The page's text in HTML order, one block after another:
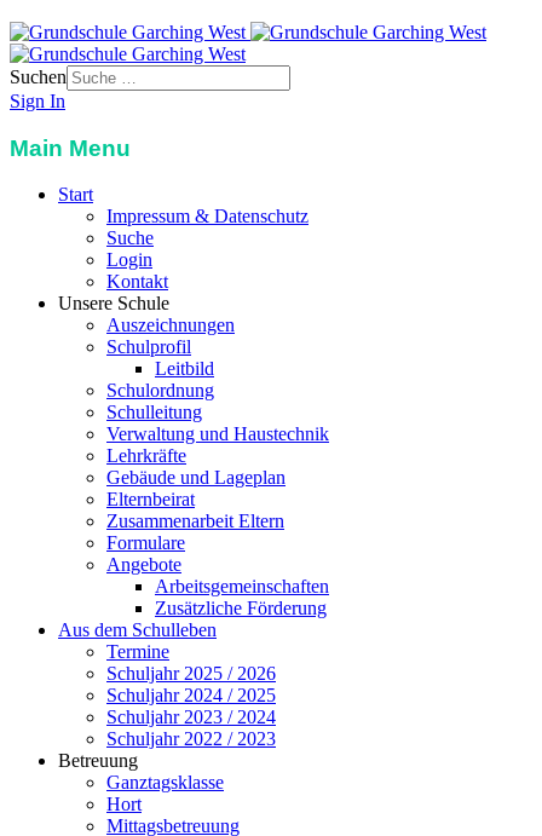
Suchen
Sign In
Main Menu
Start
Impressum & Datenschutz
Suche
Login
Kontakt
Unsere Schule
Auszeichnungen
Schulprofil
Leitbild
Schulordnung
Schulleitung
Verwaltung und Haustechnik
Lehrkräfte
Gebäude und Lageplan
Elternbeirat
Zusammenarbeit Eltern
Formulare
Angebote
Arbeitsgemeinschaften
Zusätzliche Förderung
Aus dem Schulleben
Termine
Schuljahr 2025 / 2026
Schuljahr 2024 / 2025
Schuljahr 2023 / 2024
Schuljahr 2022 / 2023
Betreuung
Ganztagsklasse
Hort
Mittagsbetreuung